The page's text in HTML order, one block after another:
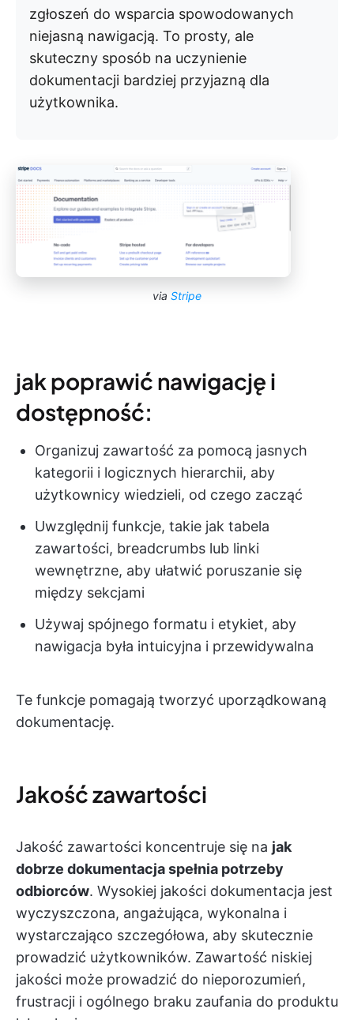
zgłoszeń do wsparcia spowodowanych
niejasną nawigacją. To prosty, ale
skuteczny sposób na uczynienie
dokumentacji bardziej przyjazną dla
użytkownika.
via Stripe
jak poprawić nawigację i
dostępność:
Organizuj zawartość za pomocą jasnych
kategorii i logicznych hierarchii, aby
użytkownicy wiedzieli, od czego zacząć
Uwzględnij funkcje, takie jak tabela
zawartości, breadcrumbs lub linki
wewnętrzne, aby ułatwić poruszanie się
między sekcjami
Używaj spójnego formatu i etykiet, aby
nawigacja była intuicyjna i przewidywalna
Te funkcje pomagają tworzyć uporządkowaną
dokumentację.
Jakość zawartości
Jakość zawartości koncentruje się na jak
dobrze dokumentacja spełnia potrzeby
odbiorców. Wysokiej jakości dokumentacja jest
wyczyszczona, angażująca, wykonalna i
wystarczająco szczegółowa, aby skutecznie
prowadzić użytkowników. Zawartość niskiej
jakości może prowadzić do nieporozumień,
frustracji i ogólnego braku zaufania do produktu